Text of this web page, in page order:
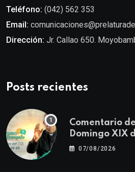
Teléfono: (042) 562 353
Email:
Dirección: Jr. Callao 650.
Posts recientes
Comentario
Domingo XIX
Ordinario |
07/08/2026